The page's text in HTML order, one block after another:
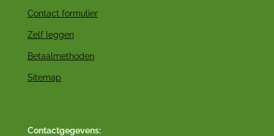
Contact formulier
Zelf leggen
Betaalmethoden
Sitemap
Contactgegevens: